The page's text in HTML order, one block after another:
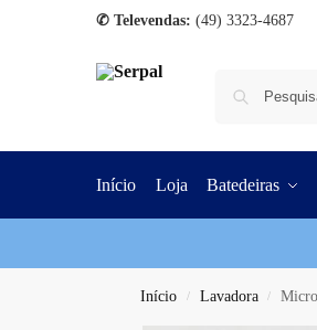
✆ Televendas: (49) 3323-4687
Início Loja Batedeiras
Início / Lavadora /